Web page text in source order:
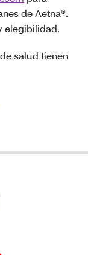
de Aetna®.
elegibilidad.
salud tienen